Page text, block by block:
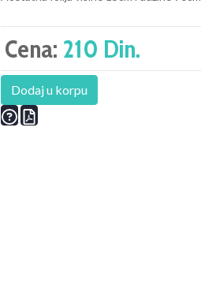
Cena: 210 Din.
Dodaj u korpu